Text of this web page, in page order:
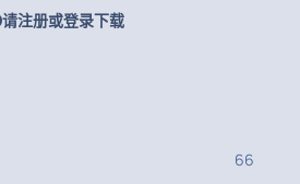
请注册或登录下载
66